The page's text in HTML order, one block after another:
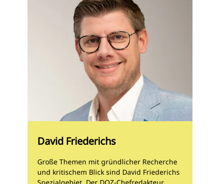
David Friederichs
Große Themen mit gründlicher Recherche
und kritischem Blick sind David Friederichs